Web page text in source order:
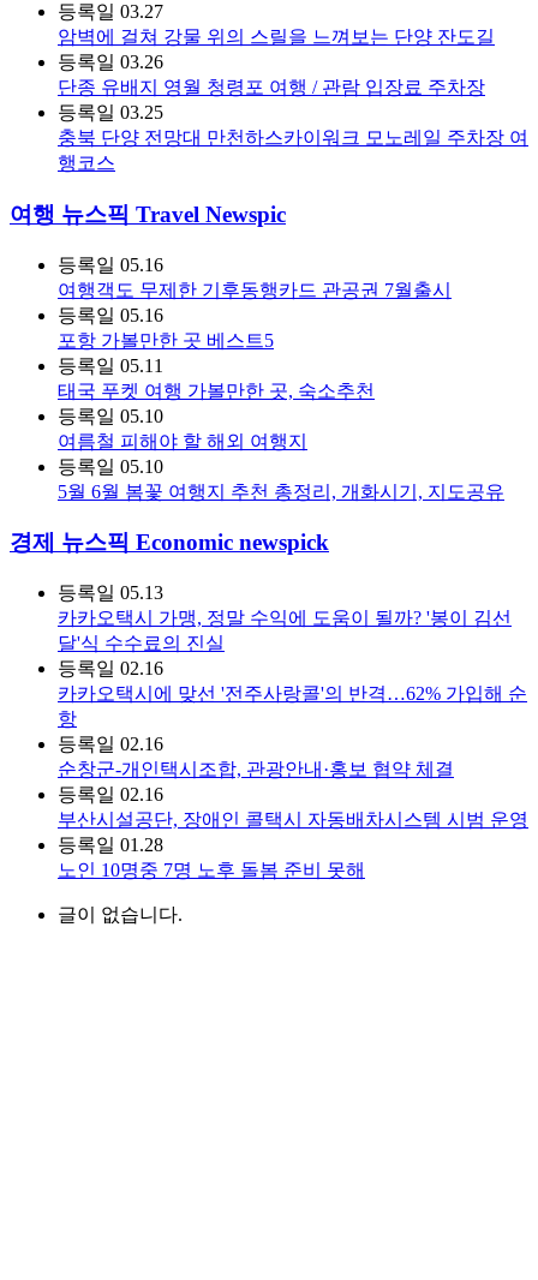
등록일 03.27
암벽에 걸쳐 강물 위의 스릴을 느껴보는 단양 잔도길
등록일 03.26
단종 유배지 영월 청령포 여행 / 관람 입장료 주차장
등록일 03.25
충북 단양 전망대 만천하스카이워크 모노레일 주차장 여
행코스
여행 뉴스픽 Travel Newspic
등록일 05.16
여행객도 무제한 기후동행카드 관공권 7월출시
등록일 05.16
포항 가볼만한 곳 베스트5
등록일 05.11
태국 푸켓 여행 가볼만한 곳, 숙소추천
등록일 05.10
여름철 피해야 할 해외 여행지
등록일 05.10
5월 6월 봄꽃 여행지 추천 총정리, 개화시기, 지도공유
경제 뉴스픽 Economic newspick
등록일 05.13
카카오택시 가맹, 정말 수익에 도움이 될까? '봉이 김선
달'식 수수료의 진실
등록일 02.16
카카오택시에 맞선 '전주사랑콜'의 반격…62% 가입해 순
항
등록일 02.16
순창군-개인택시조합, 관광안내·홍보 협약 체결
등록일 02.16
부산시설공단, 장애인 콜택시 자동배차시스템 시범 운영
등록일 01.28
노인 10명중 7명 노후 돌봄 준비 못해
글이 없습니다.